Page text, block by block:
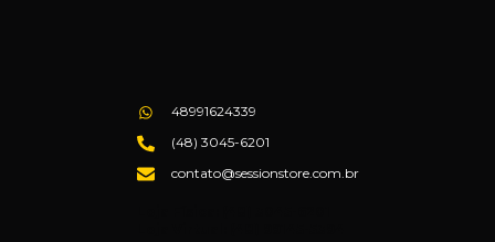
48991624339
(48) 3045-6201
contato@sessionstore.com.br